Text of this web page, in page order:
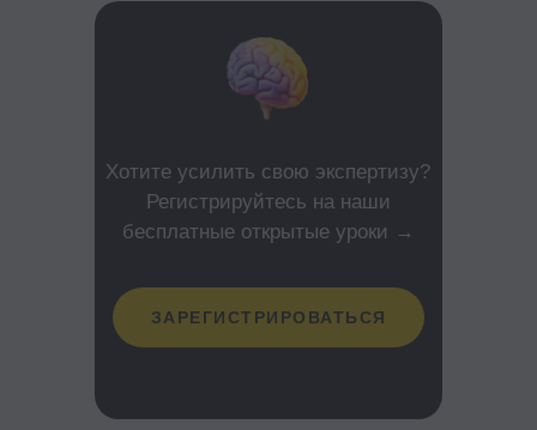
ЗАРЕГИСТРИРОВАТЬСЯ
Хотите усилить свою экспертизу?
Регистрируйтесь на наши
бесплатные открытые уроки →